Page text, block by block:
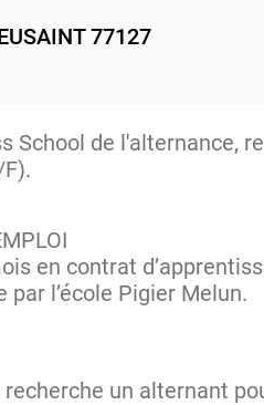
77127
School de
en contrat
l’école Pigier Melun.
un alternant